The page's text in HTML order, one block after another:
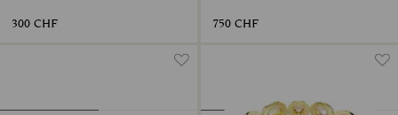
300 CHF 750 CHF